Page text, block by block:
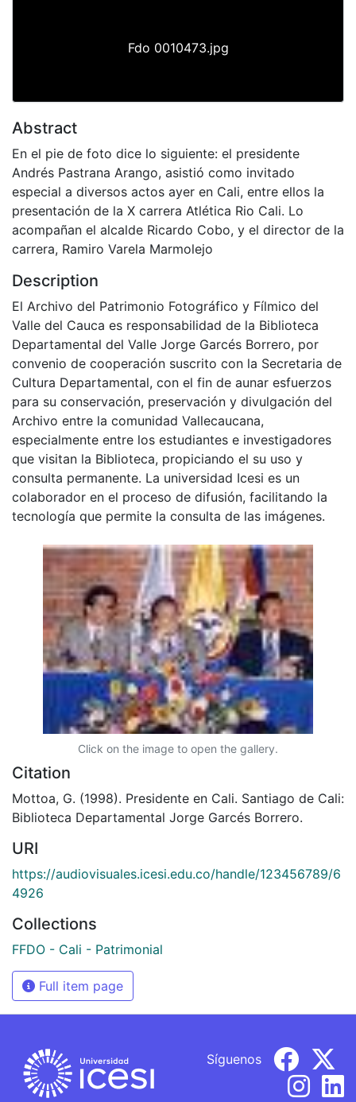
Fdo 0010473.jpg
Abstract
En el pie de foto dice lo siguiente: el presidente
Andrés Pastrana Arango, asistió como invitado
especial a diversos actos ayer en Cali, entre ellos la
presentación de la X carrera Atlética Rio Cali. Lo
acompañan el alcalde Ricardo Cobo, y el director de la
carrera, Ramiro Varela Marmolejo
Description
El Archivo del Patrimonio Fotográfico y Fílmico del
Valle del Cauca es responsabilidad de la Biblioteca
Departamental del Valle Jorge Garcés Borrero, por
convenio de cooperación suscrito con la Secretaria de
Cultura Departamental, con el fin de aunar esfuerzos
para su conservación, preservación y divulgación del
Archivo entre la comunidad Vallecaucana,
especialmente entre los estudiantes e investigadores
que visitan la Biblioteca, propiciando el su uso y
consulta permanente. La universidad Icesi es un
colaborador en el proceso de difusión, facilitando la
tecnología que permite la consulta de las imágenes.
Click on the image to open the gallery.
Citation
Mottoa, G. (1998). Presidente en Cali. Santiago de Cali:
Biblioteca Departamental Jorge Garcés Borrero.
URI
https://audiovisuales.icesi.edu.co/handle/123456789/6
4926
Collections
FFDO - Cali - Patrimonial
Full item page
Síguenos